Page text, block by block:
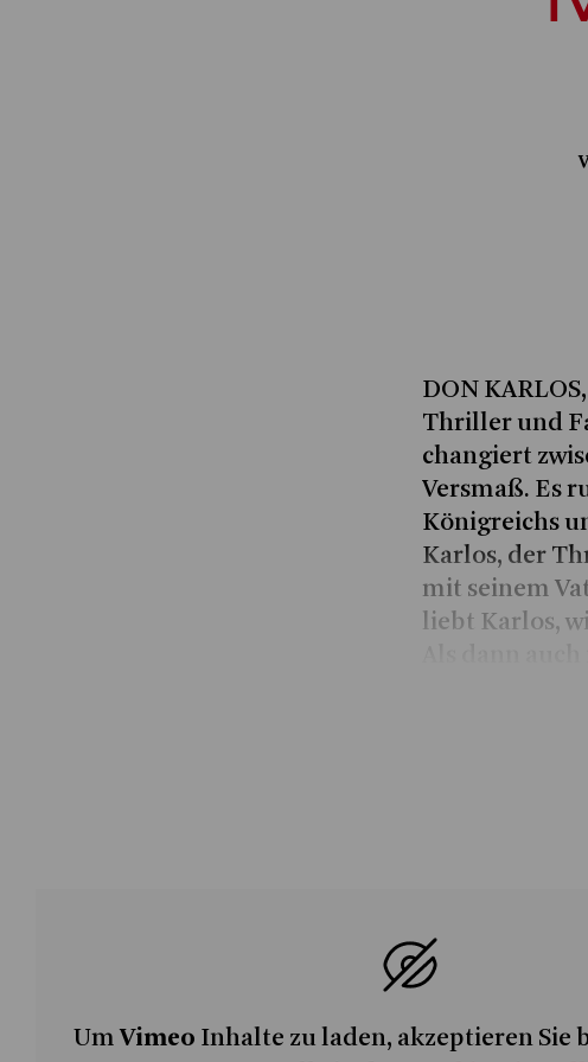
DON
Thriller und
changiert
Versmaß. Es
Königreichs
Karlos, der
mit seinem
liebt Karlos,
einfordert, ist
vermeintlich
überwinden
und um die
sein?!
Inmitten all
Jahre alt und
UmVimeo Inhalte zu laden, akzeptieren Sie